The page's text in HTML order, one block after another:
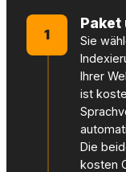
1
Paket
Sie
Ihrer
ist
Die
kosten